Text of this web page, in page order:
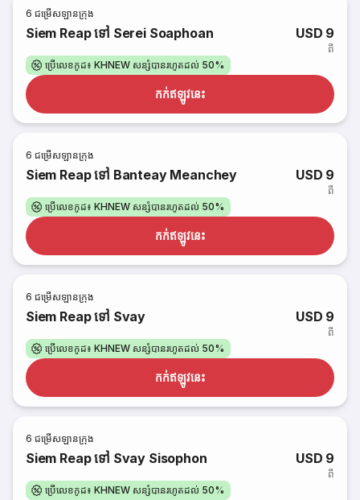
6 ជម្រើសឡានក្រុង
Siem Reap ទៅ Serei Soaphoan USD 9
ពី
ប្រើលេខកូដ៖ KHNEW សន្សំបានរហូតដល់ 50%
កក់​ឥឡូវនេះ
6 ជម្រើសឡានក្រុង
Siem Reap ទៅ Banteay Meanchey USD 9
ពី
ប្រើលេខកូដ៖ KHNEW សន្សំបានរហូតដល់ 50%
កក់​ឥឡូវនេះ
6 ជម្រើសឡានក្រុង
Siem Reap ទៅ Svay USD 9
ពី
ប្រើលេខកូដ៖ KHNEW សន្សំបានរហូតដល់ 50%
កក់​ឥឡូវនេះ
6 ជម្រើសឡានក្រុង
Siem Reap ទៅ Svay Sisophon USD 9
ពី
ប្រើលេខកូដ៖ KHNEW សន្សំបានរហូតដល់ 50%